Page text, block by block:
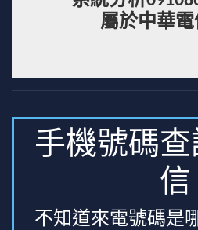
屬於中華
手機號碼
信
不知道來電號碼是